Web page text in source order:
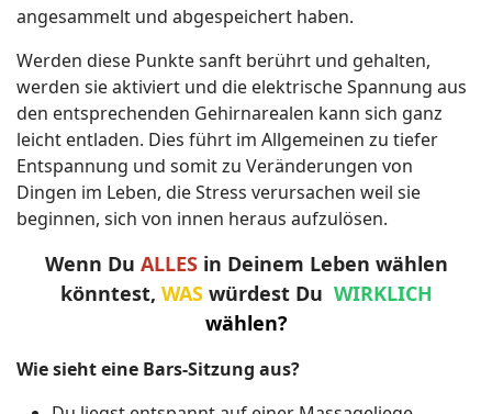
angesammelt und abgespeichert haben.
Werden diese Punkte sanft berührt und gehalten,
werden sie aktiviert und die elektrische Spannung aus
den entsprechenden Gehirnarealen kann sich ganz
leicht entladen. Dies führt im Allgemeinen zu tiefer
Entspannung und somit zu Veränderungen von
Dingen im Leben, die Stress verursachen weil sie
beginnen, sich von innen heraus aufzulösen.
Wenn Du ALLES in Deinem Leben wählen
könntest, WAS würdest Du WIRKLICH
wählen?
Wie sieht eine Bars-Sitzung aus?